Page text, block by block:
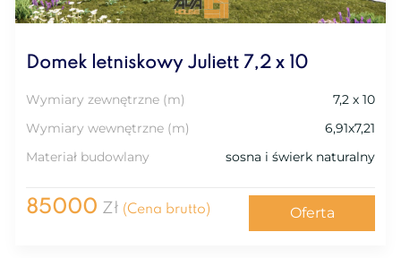
Domek letniskowy Juliett 7,2 х 10
Wymiary zewnętrzne (m)
7,2 х 10
Wymiary wewnętrzne (m)
6,91х7,21
Materiał budowlany
sosna i świerk naturalny
85000 Zł (Cena brutto) Oferta